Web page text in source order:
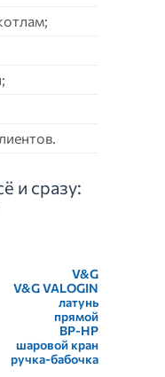
и сразу:
V&G
V&G VALOGIN
латунь
прямой
ВР-НР
шаровой кран
ручка-бабочка